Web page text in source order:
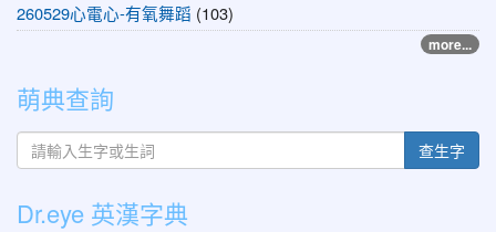
260529心電心-有氧舞蹈 (103)
more...
萌典查詢
查生字
Dr.eye 英漢字典